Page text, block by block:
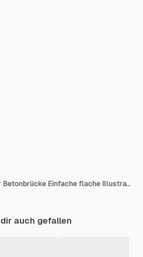
Wasserkanal mit kleiner Betonbrücke Einfache flache Illustration in isometrischer Ansicht
auch gefallen